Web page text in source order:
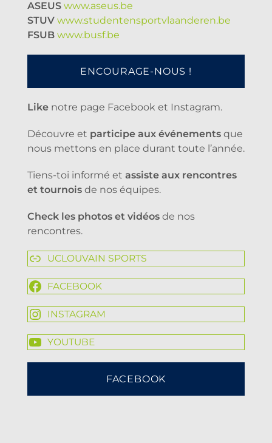
ASEUS www.aseus.be
STUV www.studentensportvlaanderen.be
FSUB www.busf.be
ENCOURAGE-NOUS !
Like notre page Facebook et Instagram.
Découvre et participe aux événements que
nous mettons en place durant toute l’année.
Tiens-toi informé et assiste aux rencontres
et tournois de nos équipes.
Check les photos et vidéos de nos
rencontres.
UCLOUVAIN SPORTS
FACEBOOK
INSTAGRAM
YOUTUBE
FACEBOOK